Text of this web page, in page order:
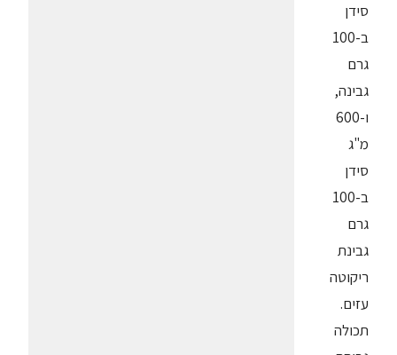
סידן
ב-100
גרם
גבינה,
ו-600
מ"ג
סידן
ב-100
גרם
גבינת
ריקוטה
עזים.
תכולה